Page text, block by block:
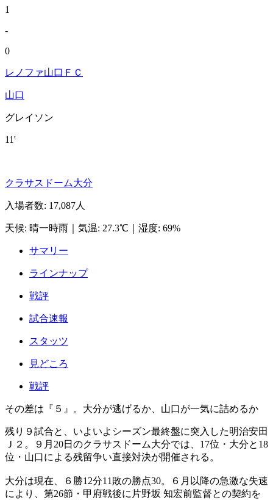
1
-
0
レノファ山口ＦＣ
山口
グレイソン
11'
クラサスドーム大分
入場者数: 17,087人
天候: 晴一時雨 気温: 27.3℃ 湿度: 69%
サマリー
ラインナップ
戦評
試合速報
スタッツ
見どころ
戦評
その差は『５』。大分が逃げるか、山口が一気に詰めるか
残り９試合と、いよいよシーズン最終盤に突入した明治安田
Ｊ２。９月20日のクラサスドーム大分では、17位・大分と18
位・山口による残留争い直接対決が開催される。
大分は現在、６勝12分11敗の勝点30。６月以降の急激な失速
により、第26節・甲府戦後に片野坂 知宏前監督との契約を